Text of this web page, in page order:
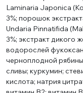
Laminaria Japonica
3%; порошок
Undaria Pinnatifida
3%; экстракт дикого
водорослей
черноплодной
сливы; куркумин;
кислота; натрия